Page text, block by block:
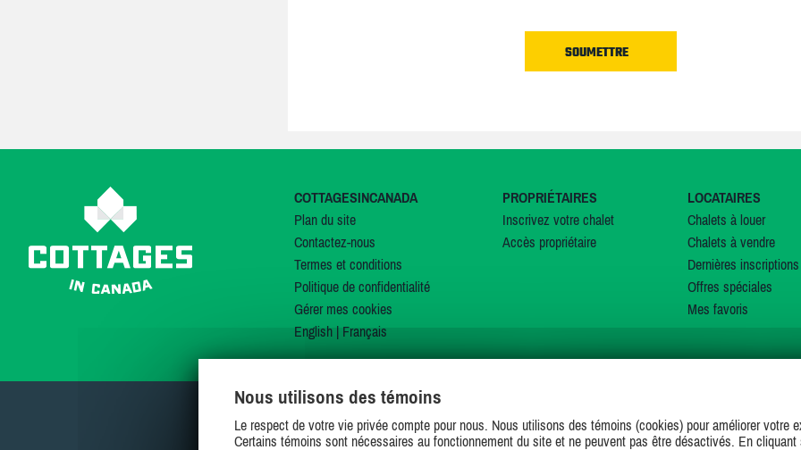
COTTAGESINCANADA
Plan du site
Contactez-nous
Termes et conditions
Politique de confidentialité
Gérer mes cookies
English| Français
PROPRIÉTAIRES
Inscrivez votre chalet
Accès propriétaire
LOCATAIRES
Chalets à louer
Chalets à vendre
Dernières inscriptions
Offres spéciales
Mes favoris
SUIVEZ-NOUS SUR
Nous utilisons des témoins
Le respect de votre vie privée compte pour nous. Nous utilisons des témoins (cookies) pour améliorer votre
Certains témoins sont nécessaires au fonctionnement du site et ne peuvent pas être désactivés. En